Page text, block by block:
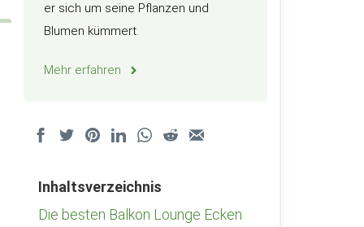
er sich um seine Pflanzen und
Blumen kümmert.
Mehr erfahren
Inhaltsverzeichnis
Die besten Balkon Lounge Ecken